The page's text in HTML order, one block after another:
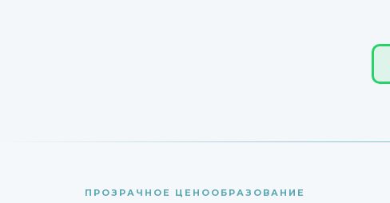
ПРОЗРАЧНОЕ ЦЕНООБРАЗОВАНИЕ